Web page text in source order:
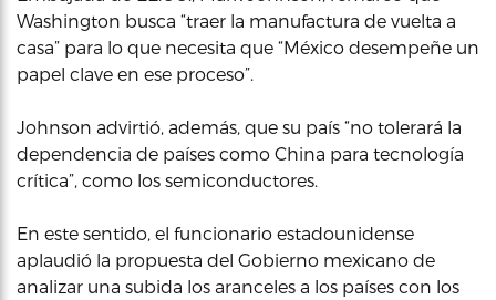
Washington busca “traer la manufactura de vuelta a
casa” para lo que necesita que “México desempeñe un
papel clave en ese proceso”.
Johnson advirtió, además, que su país “no tolerará la
dependencia de países como China para tecnología
crítica”, como los semiconductores.
En este sentido, el funcionario estadounidense
aplaudió la propuesta del Gobierno mexicano de
analizar una subida los aranceles a los países con los